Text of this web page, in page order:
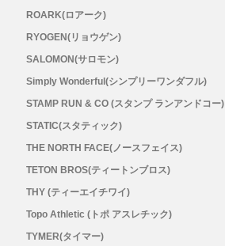
ROARK(ロアーク)
RYOGEN(リョウゲン)
SALOMON(サロモン)
Simply Wonderful(シンプリーワンダフル)
STAMP RUN & CO (スタンプ ランアンドコー)
STATIC(スタティック)
THE NORTH FACE(ノースフェイス)
TETON BROS(ティートンブロス)
THY (ティーエイチワイ)
Topo Athletic (トポ アスレチック)
TYMER(タイマー)